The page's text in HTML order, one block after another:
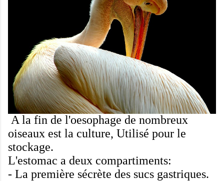
A la fin de l'oesophage de nombreux
oiseaux est la culture, Utilisé pour le
stockage.
L'estomac a deux compartiments:
- La première sécrète des sucs gastriques.